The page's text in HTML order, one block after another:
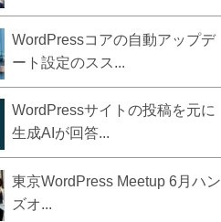
WordPressコアの自動アップデ
ート設定のスス...
WordPressサイトの投稿を元に
生成AIが回答...
東京WordPress Meetup 6月ハン
ズオ...